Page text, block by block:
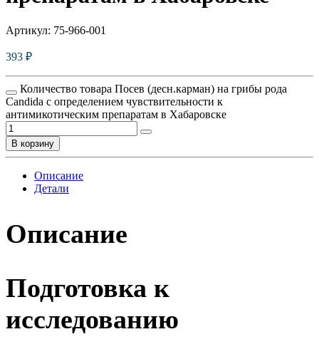
Артикул: 75-966-001
393 ₽
Количество товара Посев (десн.карман) на грибы рода
Candida с определением чувствительности к
антимикотическим препаратам в Хабаровске
В корзину
Описание
Детали
Описание
Подготовка к
исследованию